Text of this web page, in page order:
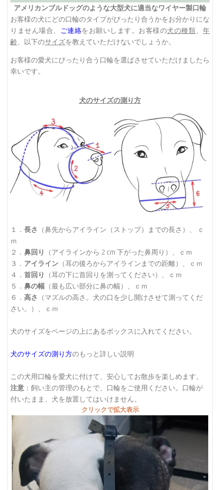
アメリカンブルドッグのような大型犬に適当なワイヤー製口輪
お客様の犬にどの口輪のタイプがぴったり合うかをお分かりにな
りません場合、 ご連絡をお願いします。お客様の犬の種類、年
齢、以下のサイズを教えていただけないでしょうか。
お客様の愛犬にぴったり合う口輪を選ばさせていただけましたら
幸いです。
犬のサイズの測り方
１． 長さ
（鼻先からアイライン（ストップ）までの長さ）、 ｃ
ｍ
２． 鼻回り
（アイラインから 2 cm 下がった鼻周り）、ｃｍ
３． アイライン （耳の後ろからアイラインまでの距離）、ｃｍ
４． 首回り
（耳の下に首回りを測ってください）、ｃｍ
５． 鼻の幅 （最も広い部分に鼻の幅）、ｃｍ
６． 高さ
（マズルの高さ。犬の口を少し開けさせて測ってくだ
さい。）、ｃｍ
犬のサイズをページの上にあるボックスに入れてください。
犬のサイズの測り方のもっと詳しい説明
この犬用口輪を愛犬に付けて、安心してお散歩を楽しめます。
注意 ：飼い主の管理のもとで、口輪をご使用ください。口輪が
付いたまま、犬を放置してはいけません。
クリックで拡大表示